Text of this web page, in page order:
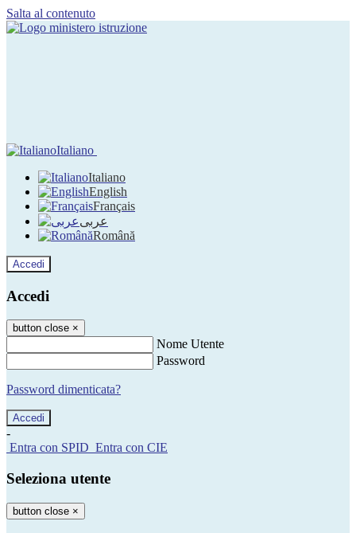
Salta al contenuto
Italiano
Italiano
English
Français
عربى
Română
Accedi
Accedi
button close ×
Nome Utente
Password
Password dimenticata?
-
Entra con SPID Entra con CIE
Seleziona utente
button close ×